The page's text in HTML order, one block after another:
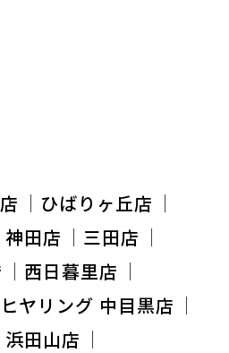
ひばりヶ丘店
神田店
三田店
西日暮里店
ヤリング 中目黒店
浜田山店